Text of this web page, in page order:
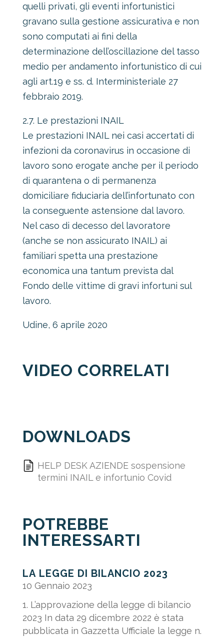
quelli privati, gli eventi infortunistici
gravano sulla gestione assicurativa e non
sono computati ai fini della
determinazione dell’oscillazione del tasso
medio per andamento infortunistico di cui
agli art.19 e ss. d. Interministeriale 27
febbraio 2019.
2.7. Le prestazioni INAIL
Le prestazioni INAIL nei casi accertati di
infezioni da coronavirus in occasione di
lavoro sono erogate anche per il periodo
di quarantena o di permanenza
domiciliare fiduciaria dell’infortunato con
la conseguente astensione dal lavoro.
Nel caso di decesso del lavoratore
(anche se non assicurato INAIL) ai
familiari spetta una prestazione
economica una tantum prevista dal
Fondo delle vittime di gravi infortuni sul
lavoro.
Udine, 6 aprile 2020
VIDEO CORRELATI
DOWNLOADS
HELP DESK AZIENDE sospensione
termini INAIL e infortunio Covid
POTREBBE
INTERESSARTI
LA LEGGE DI BILANCIO 2023
10 Gennaio 2023
1. L’approvazione della legge di bilancio
2023 In data 29 dicembre 2022 è stata
pubblicata in Gazzetta Ufficiale la legge n.